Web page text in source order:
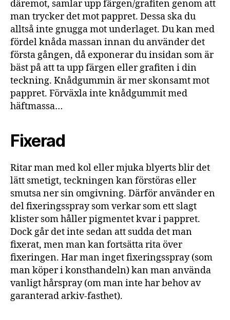
däremot, samlar upp färgen/grafiten genom att
man trycker det mot pappret. Dessa ska du
alltså inte gnugga mot underlaget. Du kan med
fördel knåda massan innan du använder det
första gången, då exponerar du insidan som är
bäst på att ta upp färgen eller grafiten i din
teckning. Knådgummin är mer skonsamt mot
pappret. Förväxla inte knådgummit med
häftmassa…
Fixerad
Ritar man med kol eller mjuka blyerts blir det
lätt smetigt, teckningen kan förstöras eller
smutsa ner sin omgivning. Därför använder en
del fixeringsspray som verkar som ett slagt
klister som håller pigmentet kvar i pappret.
Dock går det inte sedan att sudda det man
fixerat, men man kan fortsätta rita över
fixeringen. Har man inget fixeringsspray (som
man köper i konsthandeln) kan man använda
vanligt hårspray (om man inte har behov av
garanterad arkiv-fasthet).